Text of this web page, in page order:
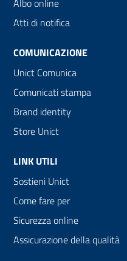
Albo online
Atti di notifica
COMUNICAZIONE
Unict Comunica
Comunicati stampa
Brand identity
Store Unict
LINK UTILI
Sostieni Unict
Come fare per
Sicurezza online
Assicurazione della qualità